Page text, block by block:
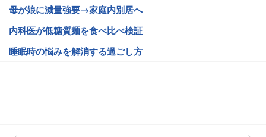
母が娘に減量強要→家庭内別居へ
内科医が低糖質麺を食べ比べ検証
睡眠時の悩みを解消する過ごし方